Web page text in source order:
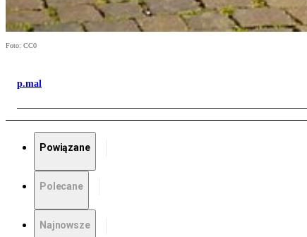
Foto: CC0
p.mal
Powiązane
Polecane
Najnowsze